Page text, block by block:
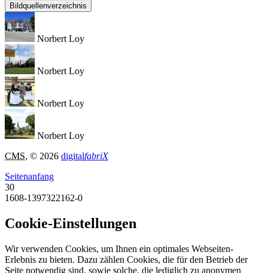
Bildquellenverzeichnis
Norbert Loy
Norbert Loy
Norbert Loy
Norbert Loy
CMS, © 2026 digitalfabriX
Seitenanfang
30
1608-1397322162-0
Cookie-Einstellungen
Wir verwenden Cookies, um Ihnen ein optimales Webseiten-
Erlebnis zu bieten. Dazu zählen Cookies, die für den Betrieb der
Seite notwendig sind, sowie solche, die lediglich zu anonymen